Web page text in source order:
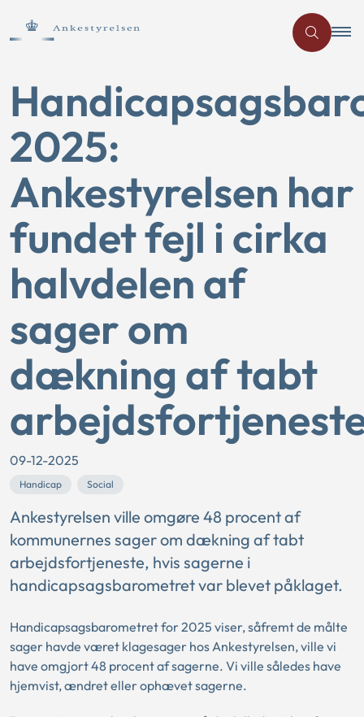
2025:
Ankestyrelsen har
fundet fejl i cirka
halvdelen af
sager om
dækning af tabt
09-12-2025
Handicap Social
Ankestyrelsen ville omgøre 48 procent af
kommunernes sager om dækning af tabt
arbejdsfortjeneste, hvis sagerne i
handicapsagsbarometret var blevet påklaget.
Handicapsagsbarometret for 2025 viser, såfremt de målte
sager havde været klagesager hos Ankestyrelsen, ville vi
have omgjort 48 procent af sagerne. Vi ville således have
hjemvist, ændret eller ophævet sagerne.